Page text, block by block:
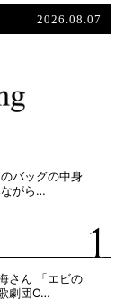
2026.08.07
バッグの中身
がら…
さん 「エビの
劇団O…